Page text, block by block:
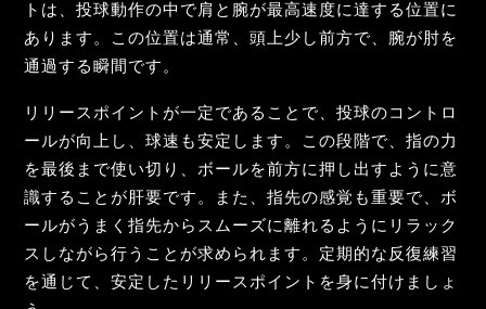
トは、投球動作の中で肩と腕が最高速度に達する位置に
あります。この位置は通常、頭上少し前方で、腕が肘を
通過する瞬間です。
リリースポイントが一定であることで、投球のコントロ
ールが向上し、球速も安定します。この段階で、指の力
を最後まで使い切り、ボールを前方に押し出すように意
識することが肝要です。また、指先の感覚も重要で、ボ
ールがうまく指先からスムーズに離れるようにリラック
スしながら行うことが求められます。定期的な反復練習
を通じて、安定したリリースポイントを身に付けましょ